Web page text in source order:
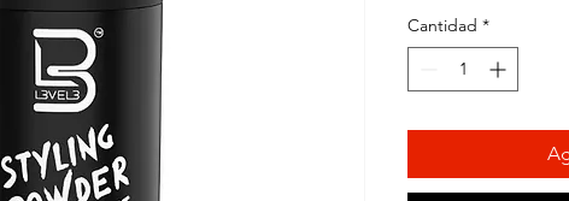
Cantidad *